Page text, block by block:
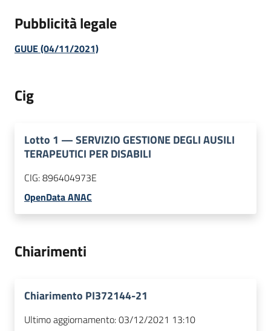
Pubblicità legale
GUUE (04/11/2021)
Cig
Lotto 1 —SERVIZIO GESTIONE DEGLI AUSILI
TERAPEUTICI PER DISABILI
CIG:896404973E
OpenData ANAC
Chiarimenti
Chiarimento PI372144-21
Ultimo aggiornamento:03/12/2021 13:10